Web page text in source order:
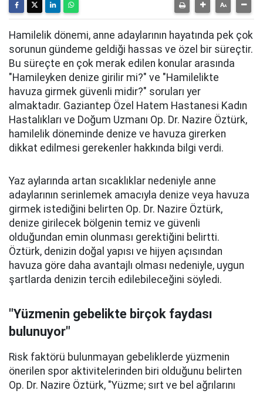
Hamilelik dönemi, anne adaylarının hayatında pek çok
sorunun gündeme geldiği hassas ve özel bir süreçtir.
Bu süreçte en çok merak edilen konular arasında
"Hamileyken denize girilir mi?" ve "Hamilelikte
havuza girmek güvenli midir?" soruları yer
almaktadır. Gaziantep Özel Hatem Hastanesi Kadın
Hastalıkları ve Doğum Uzmanı Op. Dr. Nazire Öztürk,
hamilelik döneminde denize ve havuza girerken
dikkat edilmesi gerekenler hakkında bilgi verdi.
Yaz aylarında artan sıcaklıklar nedeniyle anne
adaylarının serinlemek amacıyla denize veya havuza
girmek istediğini belirten Op. Dr. Nazire Öztürk,
denize girilecek bölgenin temiz ve güvenli
olduğundan emin olunması gerektiğini belirtti.
Öztürk, denizin doğal yapısı ve hijyen açısından
havuza göre daha avantajlı olması nedeniyle, uygun
şartlarda denizin tercih edilebileceğini söyledi.
"Yüzmenin gebelikte birçok faydası
bulunuyor"
Risk faktörü bulunmayan gebeliklerde yüzmenin
önerilen spor aktivitelerinden biri olduğunu belirten
Op. Dr. Nazire Öztürk, "Yüzme; sırt ve bel ağrılarını